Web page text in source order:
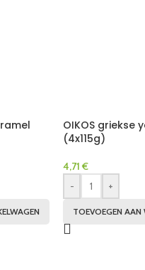
OIKOS griekse
(4x115g)
4,71 €
-
+
TOEVOEGEN AAN